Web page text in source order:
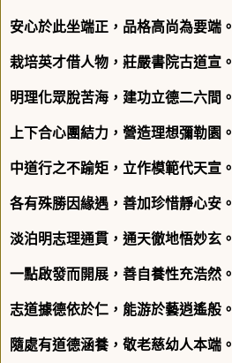
安心於此坐端正，品格高尚為要端。
栽培英才借人物，莊嚴書院古道宣。
明理化眾脫苦海，建功立德二六間。
上下合心團結力，營造理想彌勒園。
中道行之不踰矩，立作模範代天宣。
各有殊勝因緣遇，善加珍惜靜心安。
淡泊明志理通貫，通天徹地悟妙玄。
一點啟發而開展，善自養性充浩然。
志道據德依於仁，能游於藝逍遙般。
隨處有道德涵養，敬老慈幼人本端。